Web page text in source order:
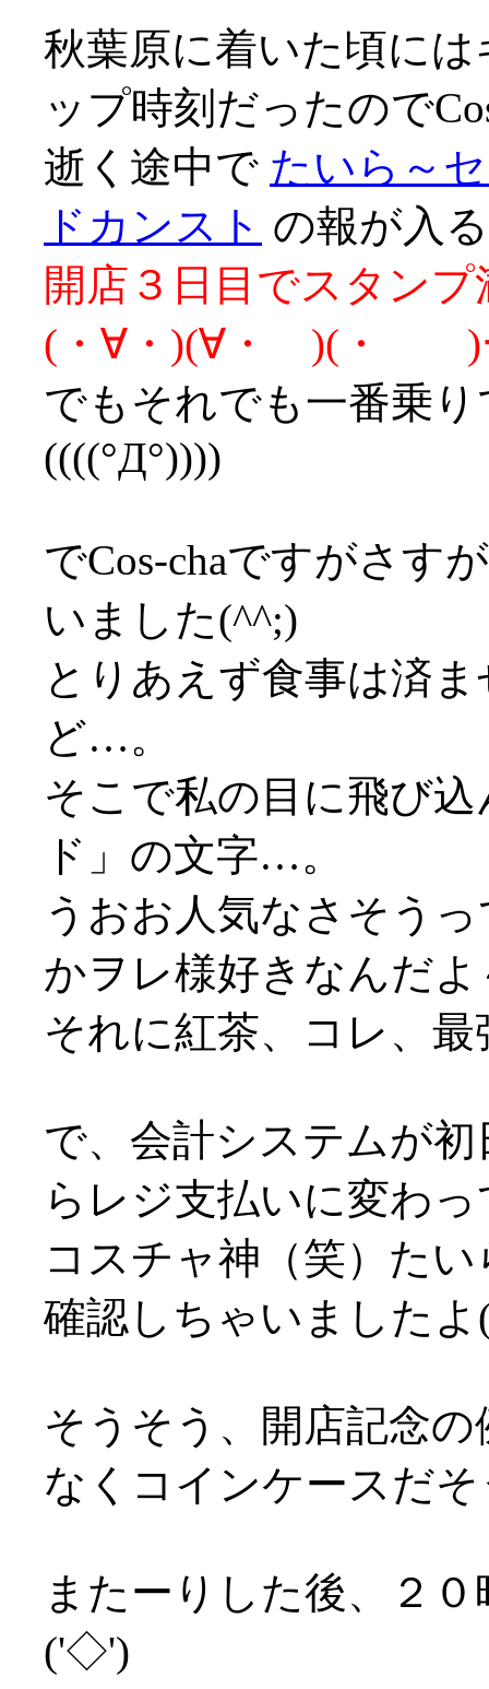
秋葉原に着いた頃に
ップ時刻だったので
逝く途中で たいら～
ドカンスト の報が入
開店３日目でスタ
(・∀・)(∀・ )(・ )
でもそれでも一番乗
((((°Д°))))
でCos-chaですがさす
いました(^^;)
とりあえず食事は済
ど…。
そこで私の目に飛び
ド」の文字…。
うおお人気なさそう
かヲレ様好きなんだ
それに紅茶、コレ、最
で、会計システムが
らレジ支払いに変わ
コスチャ神（笑）た
確認しちゃいましたよ
そうそう、開店記念
なくコインケースだ
またーりした後、２
('◇')ゞ